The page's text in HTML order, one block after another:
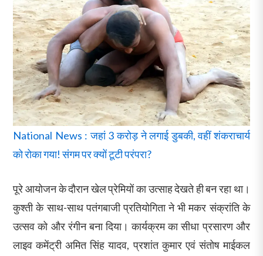
National News : जहां 3 करोड़ ने लगाई डुबकी, वहीं शंकराचार्य
को रोका गया! संगम पर क्यों टूटी परंपरा?
पूरे आयोजन के दौरान खेल प्रेमियों का उत्साह देखते ही बन रहा था।
कुश्ती के साथ-साथ पतंगबाजी प्रतियोगिता ने भी मकर संक्रांति के
उत्सव को और रंगीन बना दिया। कार्यक्रम का सीधा प्रसारण और
लाइव कमेंट्री अमित सिंह यादव, प्रशांत कुमार एवं संतोष माईकल